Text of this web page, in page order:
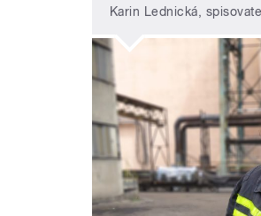
Karin Lednická,